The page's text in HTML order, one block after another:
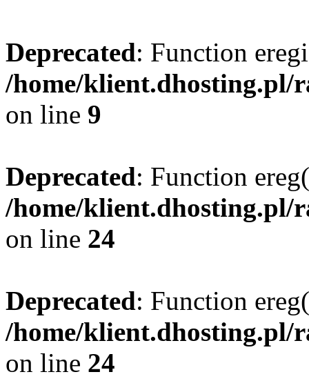
Deprecated: Function
/home/klient.dhosting.pl/
on line 9
Deprecated: Function
/home/klient.dhosting.pl/
on line 24
Deprecated: Function
/home/klient.dhosting.pl/
on line 24